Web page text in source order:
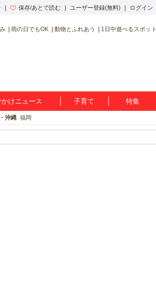
保存/あとで読む ユーザー登録(無料) ログイン
雨の日でもOK 動物とふれあう 1日中遊べるスポット
かけニュース 子育て 特集
沖縄 福岡